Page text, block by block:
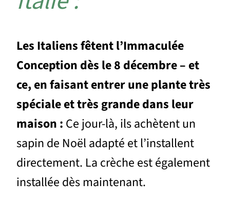
Les Italiens fêtent l’Immaculée
Conception dès le 8 décembre – et
ce, en faisant entrer une plante très
spéciale et très grande dans leur
maison : Ce jour-là, ils achètent un
sapin de Noël adapté et l’installent
directement. La crèche est également
installée dès maintenant.